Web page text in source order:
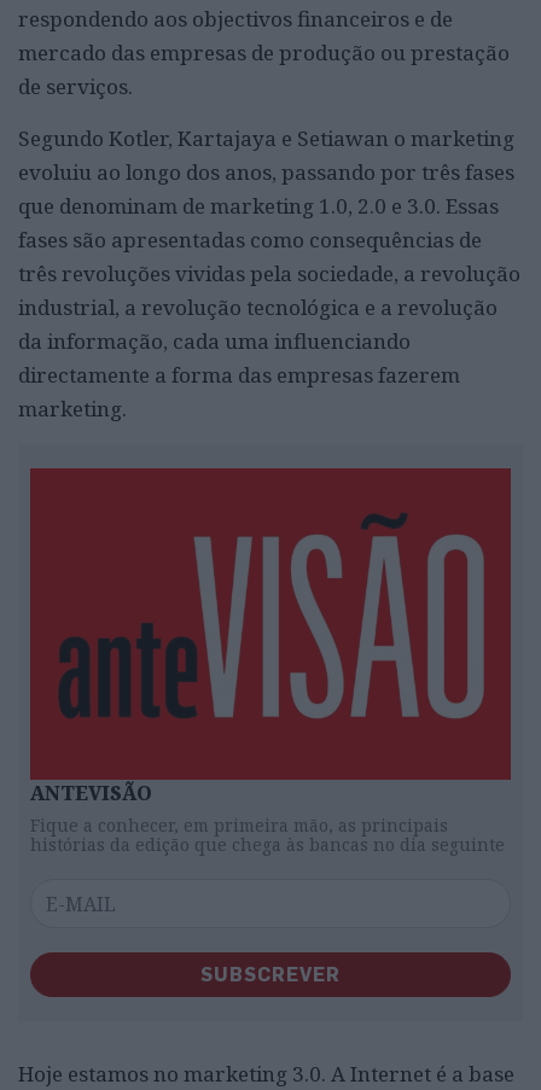
respondendo aos objectivos financeiros e de
mercado das empresas de produção ou prestação
de serviços.
Segundo Kotler, Kartajaya e Setiawan o marketing
evoluiu ao longo dos anos, passando por três fases
que denominam de marketing 1.0, 2.0 e 3.0. Essas
fases são apresentadas como consequências de
três revoluções vividas pela sociedade, a revolução
industrial, a revolução tecnológica e a revolução
da informação, cada uma influenciando
directamente a forma das empresas fazerem
marketing.
ANTEVISÃO
Fique a conhecer, em primeira mão, as principais
histórias da edição que chega às bancas no dia seguinte
SUBSCREVER
Hoje estamos no marketing 3.0. A Internet é a base